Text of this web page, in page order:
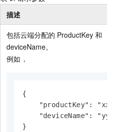
描述
包括云端分配的 ProductKey 和
deviceName。
例如，
{
"productKey":
"deviceName":
}